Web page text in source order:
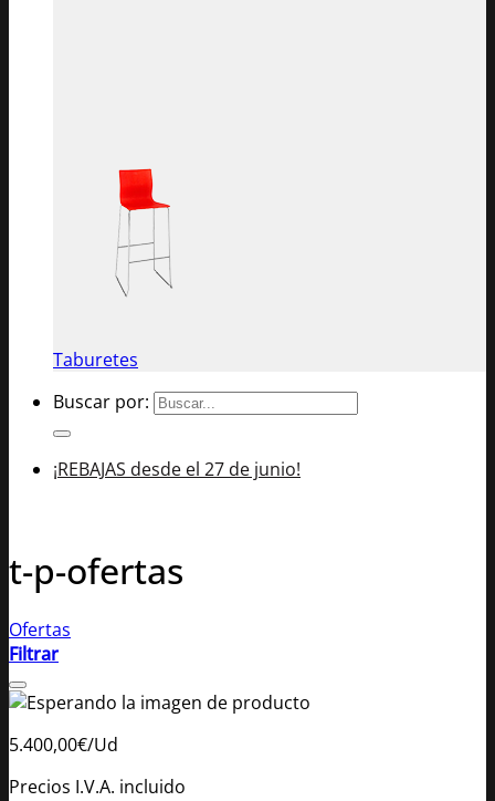
Taburetes
Buscar por:
¡REBAJAS desde el 27 de junio!
t-p-ofertas
Ofertas
Filtrar
5.400,00€/Ud
Precios I.V.A. incluido